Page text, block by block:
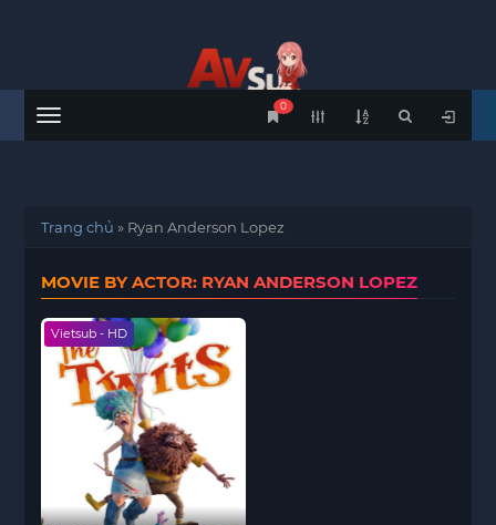
Menu
0
Trang chủ » Ryan Anderson Lopez
MOVIE BY ACTOR: RYAN ANDERSON LOPEZ
Vietsub - HD